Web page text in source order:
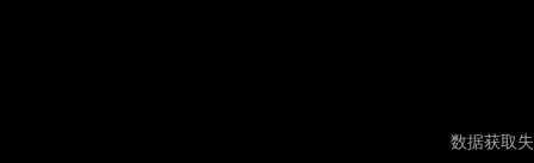
数据获取